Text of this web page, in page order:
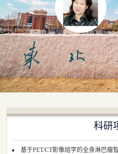
科研
基于PET/CT影像组学的全身淋巴瘤